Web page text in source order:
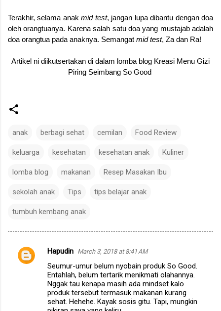
Terakhir, selama anakmid test, jangan lupa dibantu dengan doa
oleh orangtuanya. Karena salah satu doa yang mustajab adalah
doa orangtua pada anaknya. Semangat mid test, Za dan Ra!
Artikel ni diikutsertakan di dalam lomba blog Kreasi Menu Gizi
Piring Seimbang So Good
anak berbagi sehat cemilan Food Review
keluarga kesehatan kesehatan anak Kuliner
lomba blog makanan Resep Masakan Ibu
sekolah anak Tips tips belajar anak
tumbuh kembang anak
C
Hapudin March 3, 2018 at 8:41 AM
Seumur-umur belum nyobain produk So Good.
Entahlah, belum tertarik menikmati olahannya.
Nggak tau kenapa masih ada mindset kalo
produk tersebut termasuk makanan kurang
sehat. Hehehe. Kayak sosis gitu. Tapi, mungkin